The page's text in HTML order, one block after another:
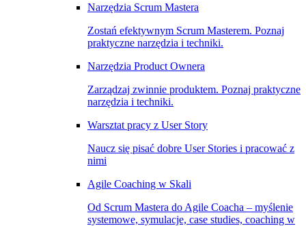
Narzędzia Scrum Mastera
Zostań efektywnym Scrum Masterem. Poznaj
praktyczne narzędzia i techniki.
Narzędzia Product Ownera
Zarządzaj zwinnie produktem. Poznaj praktyczne
narzędzia i techniki.
Warsztat pracy z User Story
Naucz się pisać dobre User Stories i pracować z
nimi
Agile Coaching w Skali
Od Scrum Mastera do Agile Coacha – myślenie
systemowe, symulacje, case studies, coaching w